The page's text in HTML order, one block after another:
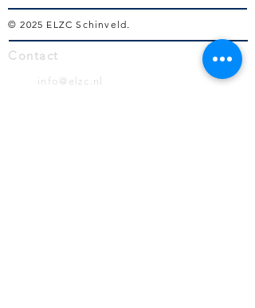
© 2025 ELZC Schinveld.
Contact
info@elzc.nl